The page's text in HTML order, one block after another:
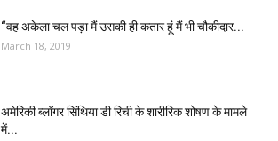
“वह अकेला चल पड़ा मैं उसकी ही कतार हूं मैं भी चौकीदार...
March 18, 2019
अमेरिकी ब्लॉगर सिंथिया डी रिची के शारीरिक शोषण के मामले
में...